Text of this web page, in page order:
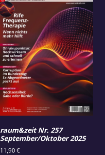
raum&zeit Nr. 257
September/Oktober 2025
11,90€